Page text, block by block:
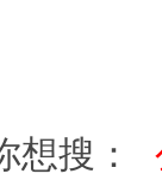
想搜：